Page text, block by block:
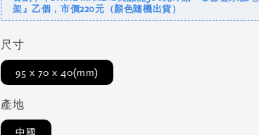
架』乙個，市價220元（顏色隨機出貨）
尺寸
95 x 70 x 40(mm)
產地
中國